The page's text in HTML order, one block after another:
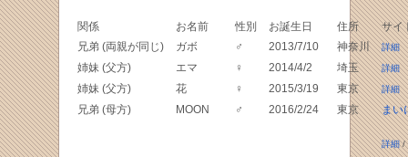
関係 お名前 性別 お誕生日 住所
サイ
兄弟 (両親が同じ)
ガボ ♂ 2013/7/10 神奈川 詳細
姉妹 (父方) エマ ♀ 2014/4/2 埼玉 詳細
姉妹 (父方) 花 ♀ 2015/3/19 東京 詳細
兄弟 (母方) MOON ♂ 2016/2/24 東京 まい
詳細/